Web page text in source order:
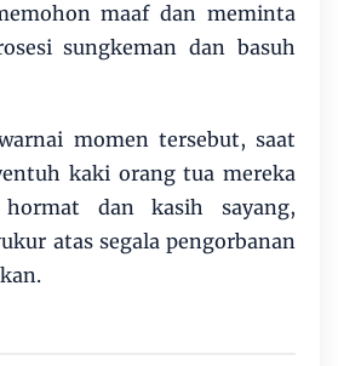
maaf dan meminta
sungkeman dan basuh
momen tersebut, saat
kaki orang tua mereka
dan kasih sayang,
atas segala pengorbanan